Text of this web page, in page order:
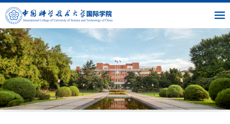
主
页
|
交
部
|
书
馆
|
接
English